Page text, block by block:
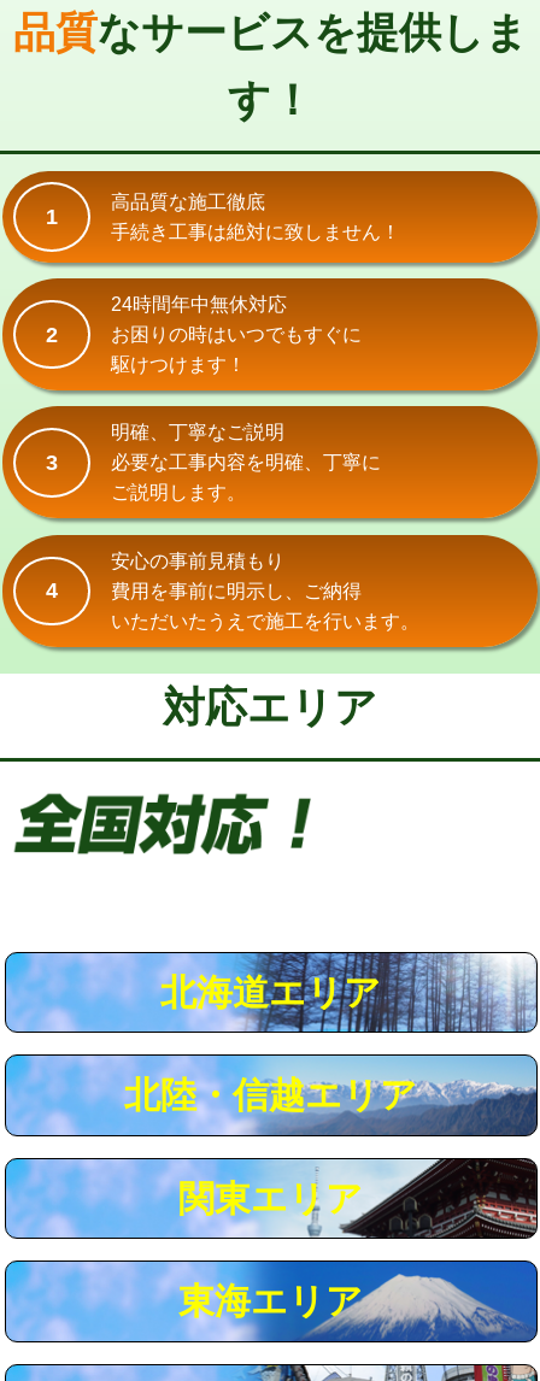
交換・取付（タンク） 22,000円+材料費
交換・取付(単水栓（壁付・デッキ
式・ワンホール）)
交換・取付(排水栓・排水トラップ
（P/S/ポップアップ））
22,000円+材料費
交換・取付（その他部品）
持込商品取付（単水栓）
持込商品取付（混合水栓） 16,500円
持込商品取付（浄水器・分岐水栓） 16,500円
給水管工事※（ホール加工)
給水管工事※（バンド止め)
給水管工事※（支持金具設置) 5,500円
給水管工事※（保温材使用（バンド止
め込み）)
5,500円
給水管工事※（土の掘削・埋め戻し作
11,000円
給水管工事※（塩ビ管（VP・HI）使
用/3ｍまで)
給水管工事※（ライニング鋼管・銅
管・ポリ管・HT管使用/3ｍまで)
44,000円
給水管工事※（ライニング鋼管・銅
+8,800円
マス交換（土の掘削・埋め戻し作業） 11,000円~
マス交換（深さ50㎝以上） 66,000円
コンクリート斫り（厚さ10㎝まで） 27,500円
コンクリート斫り（厚さ10㎝超え） 38,500円
モルタル補修（厚さ10㎝まで） 27,500円
品質なサービスを提供しま
す！
1
高品質な施工徹底
手続き工事は絶対に致しません！
2
24時間年中無休対応
お困りの時はいつでもすぐに
駆けつけます！
3
明確、丁寧なご説明
必要な工事内容を明確、丁寧に
ご説明します。
4
安心の事前見積もり
費用を事前に明示し、ご納得
いただいたうえで施工を行います。
対応エリア
北海道エリア
北陸・信越エリア
関東エリア
東海エリア